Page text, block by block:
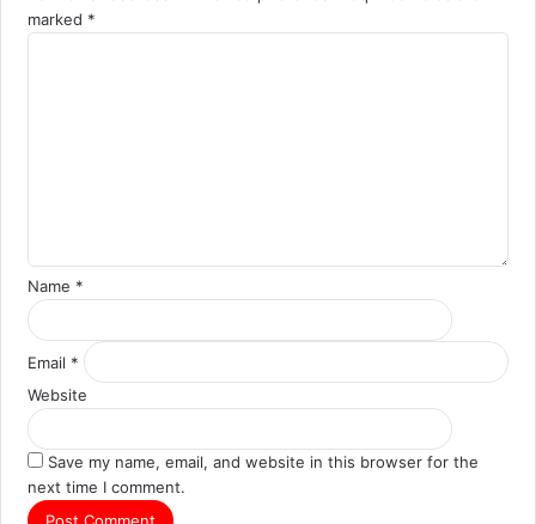
marked *
Name *
Email *
Website
Save my name, email, and website in this browser for the
next time I comment.